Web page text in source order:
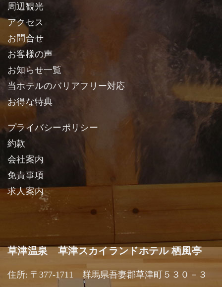
周辺観光
アクセス
お問合せ
お客様の声
お知らせ一覧
当ホテルのバリアフリー対応
お得な特典
プライバシーポリシー
約款
会社案内
免責事項
求人案内
草津温泉 草津スカイランドホテル 栖風亭
住所: 〒377-1711 群馬県吾妻郡草津町５３０－３